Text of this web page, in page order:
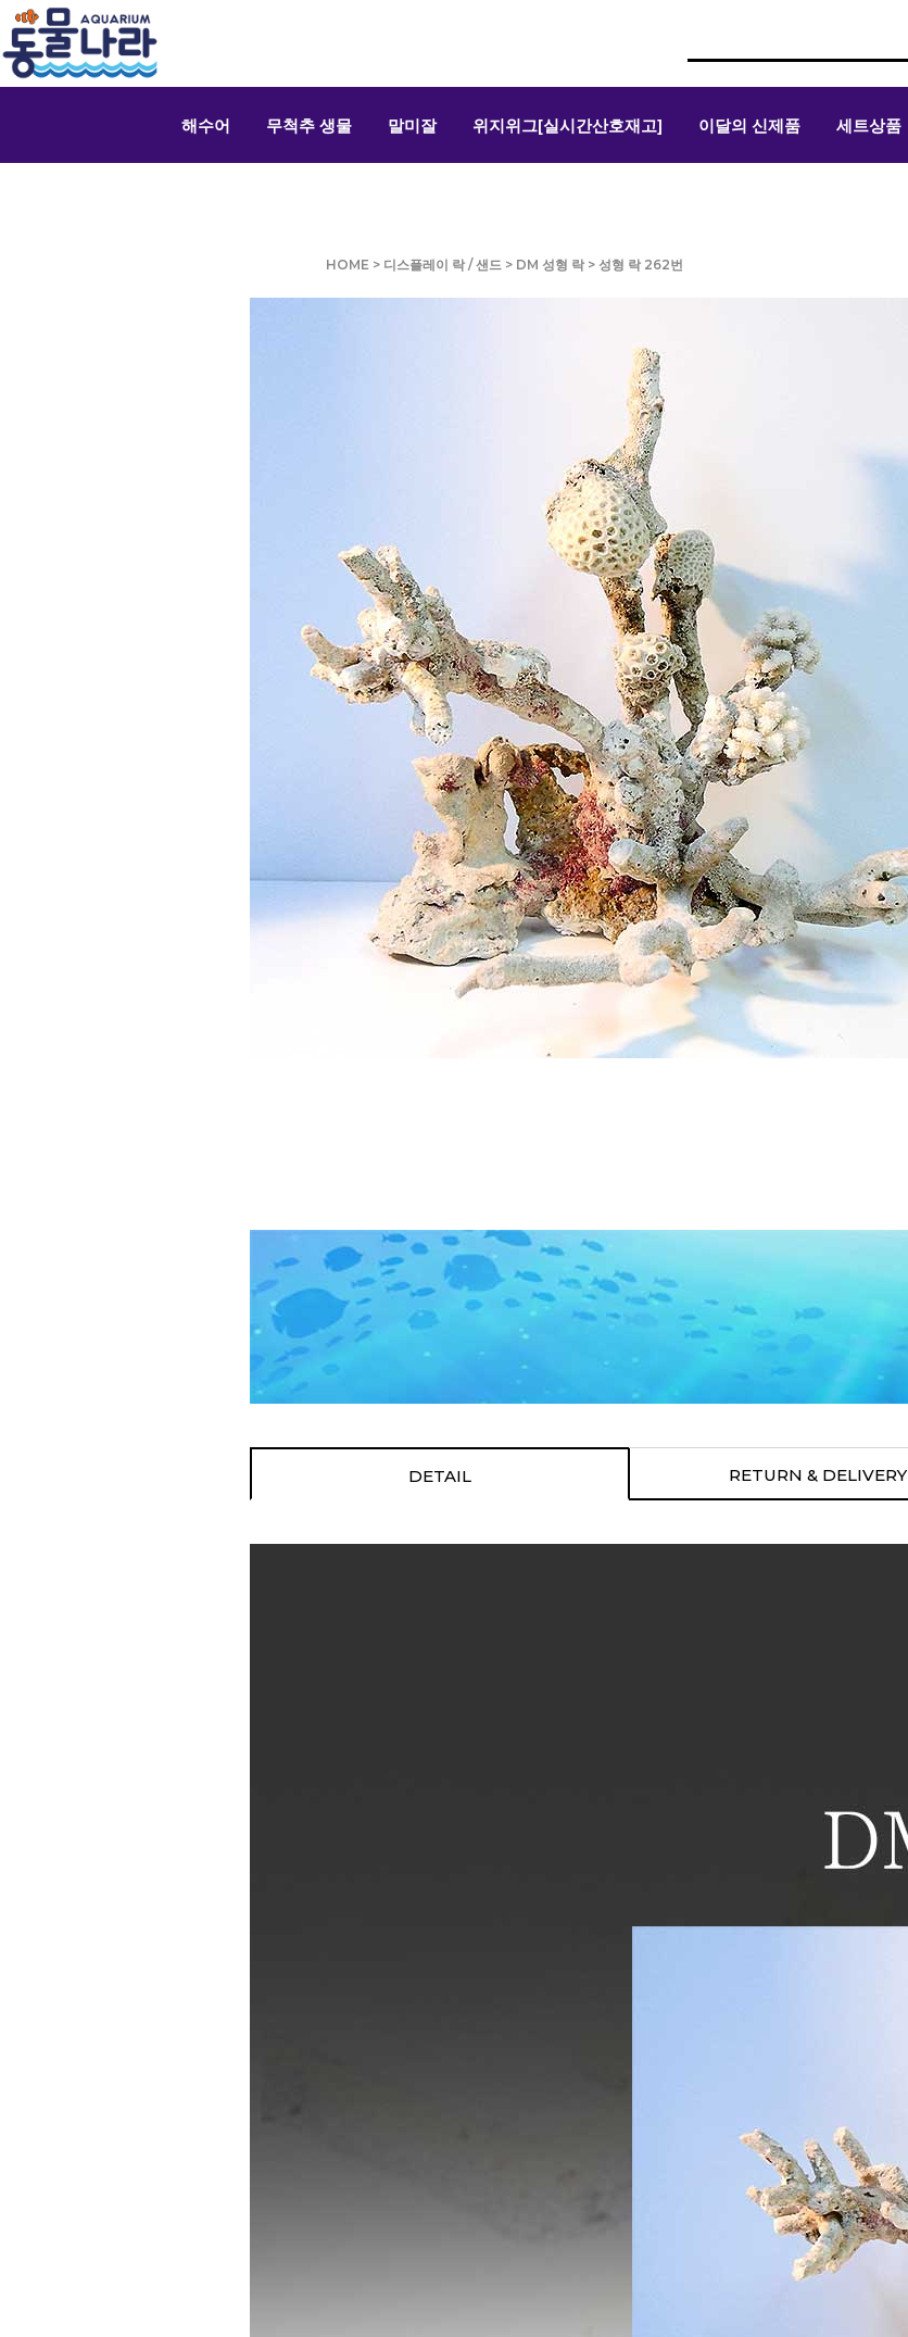
해수어 무척추 생물 말미잘 위지위그[실시간산호재고] 이달의 신제품 세트상품
HOME > 디스플레이 락 / 샌드 > DM 성형 락 > 성형 락 262번
DETAIL RETURN & DELIVERY